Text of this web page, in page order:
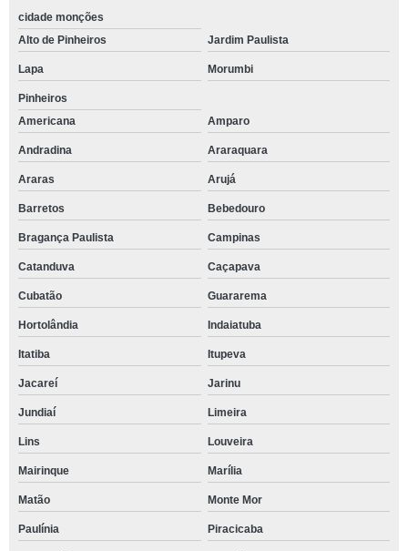
cidade monções
Alto de Pinheiros
Jardim Paulista
Lapa Morumbi
Pinheiros
Americana
Amparo
Andradina Araraquara
Araras Arujá
Barretos Bebedouro
Bragança Paulista Campinas
Catanduva Caçapava
Cubatão Guararema
Hortolândia Indaiatuba
Itatiba Itupeva
Jacareí Jarinu
Jundiaí Limeira
Lins Louveira
Mairinque Marília
Matão Monte Mor
Paulínia Piracicaba